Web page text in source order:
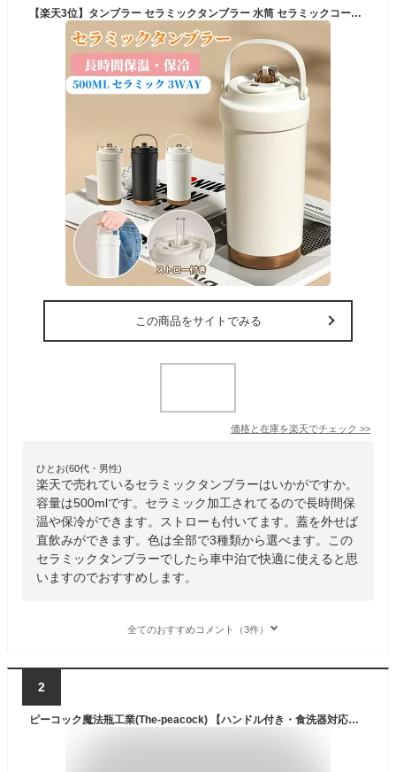
【楽天3位】タンブラー セラミックタンブラー 水筒 セラミックコーティング ストロー付き ボトル 蓋付き こぼれない 持ち運び 真空断熱 大容量 保温 保冷 軽量魔法瓶 水筒 保冷 316セラミック トラベルカップ 軽量 持ち運び
この商品をサイトでみる
価格と在庫を楽天でチェック >>
ひとお(60代・男性)
楽天で売れているセラミックタンブラーはいかがですか。
容量は500mlです。セラミック加工されてるので長時間保
温や保冷ができます。ストローも付いてます。蓋を外せば
直飲みができます。色は全部で3種類から選べます。この
セラミックタンブラーでしたら車中泊で快適に使えると思
いますのでおすすめします。
全てのおすすめコメント（3件）
2
ピーコック魔法瓶工業(The-peacock) 【ハンドル付き・食洗器対応】 ピーコック 水筒 マグボトル 800ml 蓋付き ステンレ 送料無料